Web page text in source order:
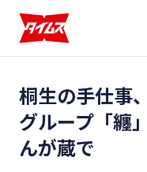
桐生の手仕事
グループ「纏
んが蔵で